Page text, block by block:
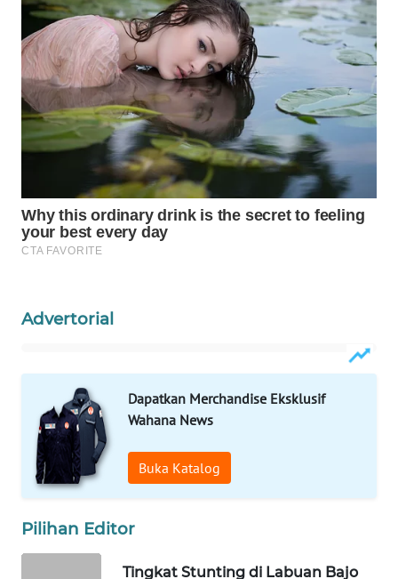
Advertorial
Dapatkan Merchandise Eksklusif
Wahana News
Buka Katalog
Pilihan Editor
Tingkat Stunting di Labuan Bajo
WAHANA
SELEB
WAHANA
PERSONA
WAHANA
OTOMOTIF
WAHANA
HEALTH
WISATA
LAPAK
WAHANA
Wahana
Network
KONSUMEN
LISTRIK